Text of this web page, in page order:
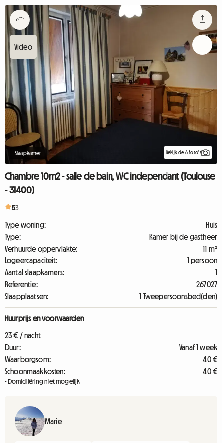
Slaapkamer Bekijk de 6 foto's
Chambre 10m2 - salle de bain, WC independant (Toulouse
- 31400)
53
Type woning:
Huis
Type:
Kamer bij de gastheer
Verhuurde oppervlakte:
11 m²
Logeercapaciteit:
1 persoon
Aantal slaapkamers:
1
Referentie:
267027
Slaapplaatsen:
1 Tweepersoonsbed(den)
Huurprijs en voorwaarden
23 € / nacht
Duur:
Vanaf 1 week
Waarborgsom:
40 €
Schoonmaakkosten:
40 €
- Domiciliëring niet mogelijk
Marie